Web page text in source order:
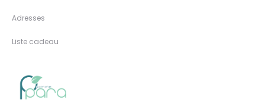
Adresses
Liste cadeau